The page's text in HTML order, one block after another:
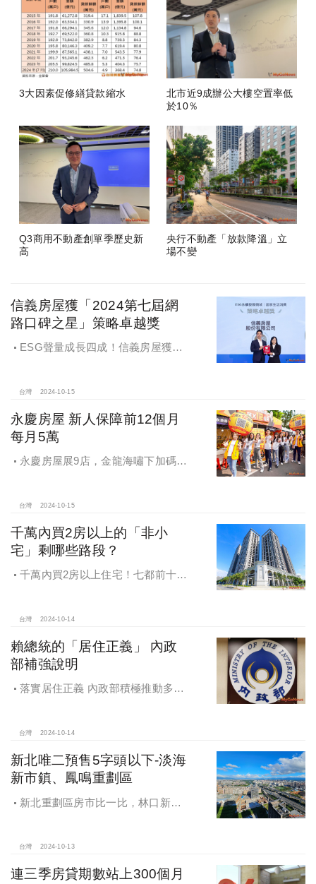
3大因素促修繕貸款縮水
北市近9成辦公大樓空置率低
於10％
Q3商用不動產創單季歷史新
高
央行不動產「放款降溫」立
場不變
信義房屋獲「2024第七屆網
路口碑之星」策略卓越獎
ESG聲量成長四成！信義房屋獲
台灣 2024-10-15
永慶房屋 新人保障前12個月
每月5萬
永慶房屋展9店，金龍海嘯下加碼員
福感，看得到更領得到！業務新人保
台灣 2024-10-15
千萬內買2房以上的「非小
宅」剩哪些路段？
千萬內買2房以上住宅！七都前十大
台灣 2024-10-14
賴總統的「居住正義」 內政
部補強說明
落實居住正義 內政部積極推動多元
台灣 2024-10-14
新北唯二預售5字頭以下-淡海
新市鎮、鳳鳴重劃區
新北重劃區房市比一比，林口新市
台灣 2024-10-13
連三季房貸期數站上300個月